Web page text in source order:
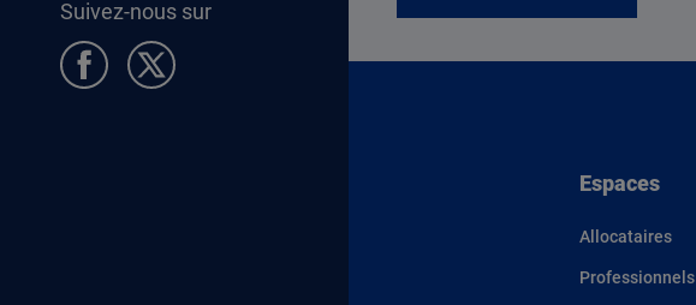
Suivez-nous sur
Espaces
Allocataires
Professionnels